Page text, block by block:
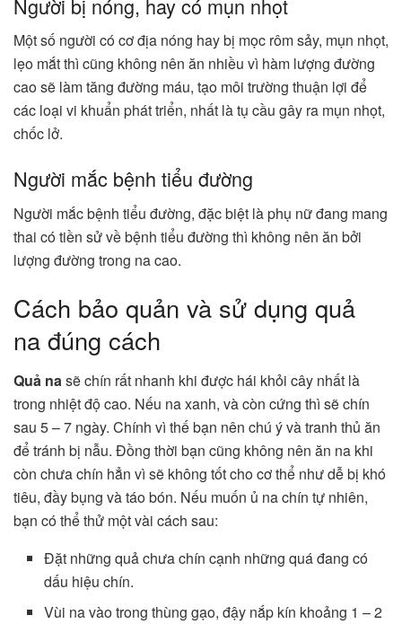
Một số người có cơ địa nóng hay bị mọc rôm sảy, mụn nhọt,
lẹo mắt thì cũng không nên ăn nhiều vì hàm lượng đường
cao sẽ làm tăng đường máu, tạo môi trường thuận lợi để
các loại vi khuẩn phát triển, nhất là tụ cầu gây ra mụn nhọt,
chốc lở.
Người mắc bệnh tiểu đường
Người mắc bệnh tiểu đường, đặc biệt là phụ nữ đang mang
thai có tiền sử về bệnh tiểu đường thì không nên ăn bởi
lượng đường trong na cao.
Cách bảo quản và sử dụng quả
na đúng cách
Quả nasẽ chín rất nhanh khi được hái khỏi cây nhất là
trong nhiệt độ cao. Nếu na xanh, và còn cứng thì sẽ chín
sau 5 – 7 ngày. Chính vì thế bạn nên chú ý và tranh thủ ăn
để tránh bị nẫu. Đồng thời bạn cũng không nên ăn na khi
còn chưa chín hẳn vì sẽ không tốt cho cơ thể như dễ bị khó
tiêu, đầy bụng và táo bón. Nếu muốn ủ na chín tự nhiên,
bạn có thể thử một vài cách sau:
Đặt những quả chưa chín cạnh những quá đang có
dấu hiệu chín.
Vùi na vào trong thùng gạo, đậy nắp kín khoảng 1 – 2